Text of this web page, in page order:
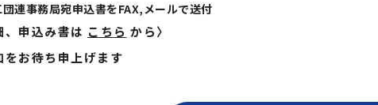
団連事務局宛申込書をFAX,メールで送付
込み書は こちら から〉
待ち申上げます